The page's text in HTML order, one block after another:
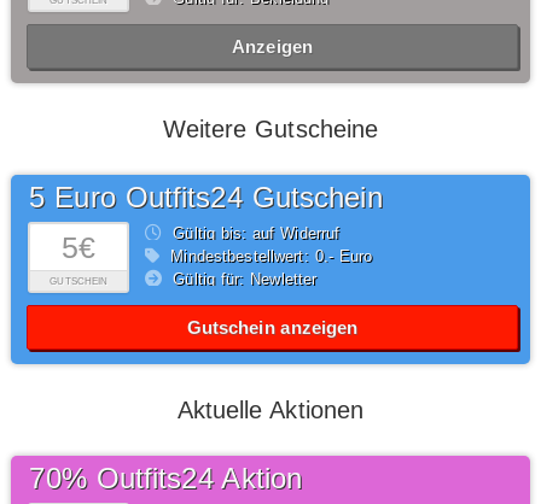
Anzeigen
Weitere Gutscheine
5€
GUTSCHEIN
5 Euro Outfits24 Gutschein
Gültig bis: auf Widerruf
Mindestbestellwert: 0,- Euro
Gültig für: Newletter
Gutschein anzeigen
Aktuelle Aktionen
70% Outfits24 Aktion